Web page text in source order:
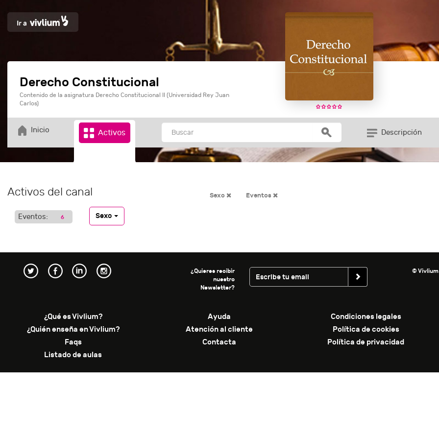
Derecho Constitucional
Contenido de la asignatura Derecho Constitucional II (Universidad Rey Juan
Carlos)
Inicio Activos Descripción
Activos del canal Eventos
Sexo
Eventos: 6 Sexo
¿Quieres recibir
nuestro
Newsletter?
© Vivlium
¿Qué es Vivlium? Ayuda
Condiciones legales
¿Quién enseña en Vivlium?
Atención al cliente
Política de cookies
Faqs
Contacta
Política de privacidad
Listado de aulas